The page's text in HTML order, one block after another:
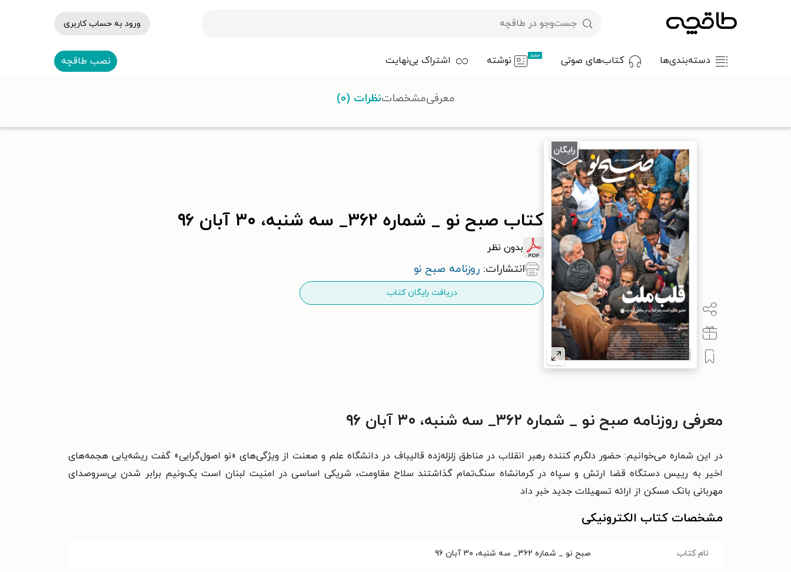
ورود به حساب کاربری
دسته‌بندی‌ها کتاب‌های صوتی جدید نوشته اشتراک بی‌نهایت نصب طاقچه
کتاب صبح نو _ شماره ۳۶۲_ سه شنبه، ۳۰ آبان ۹۶
بدون نظر
انتشارات: روزنامه صبح نو
دریافت رایگان کتاب
معرفیمشخصاتنظرات (۰)
معرفی روزنامه صبح نو _ شماره ۳۶۲_ سه شنبه، ۳۰ آبان ۹۶
در این شماره می‌خوانیم: حضور دلگرم کننده رهبر انقلاب در مناطق زلزله‌زده قالیباف در دانشگاه علم و صعنت از ویژگی‌های «نو اصول‌گرایی» گفت ریشه‌یابی هجمه‌های
اخیر به رییس دستگاه قضا ارتش و سپاه در کرمانشاه سنگ‌تمام گذاشتند سلاح مقاومت، شریکی اساسی در امنیت لبنان است یک‌و‌نیم برابر شدن بی‌سروصدای
مهربانی بانک مسکن از ارائه تسهیلات جدید خبر داد
مشخصات کتاب الکترونیکی
نام کتاب صبح نو _ شماره ۳۶۲_ سه شنبه، ۳۰ آبان ۹۶